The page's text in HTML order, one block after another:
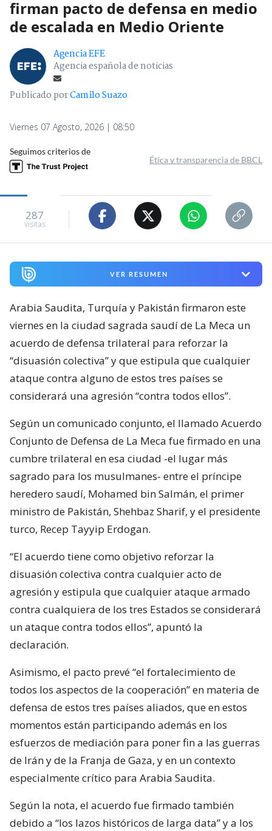
firman pacto de defensa en medio
de escalada en Medio Oriente
Agencia EFE
Agencia española de noticias
Publicado porCamilo Suazo
Viernes 07 Agosto, 2026 | 08:50
Seguimos criterios de
Ética y transparencia de BBCL
287
visitas
VER RESUMEN
Arabia Saudita, Turquía y Pakistán firmaron este
viernes en la ciudad sagrada saudí de La Meca un
acuerdo de defensa trilateral para reforzar la
“disuasión colectiva” y que estipula que cualquier
ataque contra alguno de estos tres países se
considerará una agresión “contra todos ellos”.
Según un comunicado conjunto, el llamado Acuerdo
Conjunto de Defensa de La Meca fue firmado en una
cumbre trilateral en esa ciudad -el lugar más
sagrado para los musulmanes- entre el príncipe
heredero saudí, Mohamed bin Salmán, el primer
ministro de Pakistán, Shehbaz Sharif, y el presidente
turco, Recep Tayyip Erdogan.
“El acuerdo tiene como objetivo reforzar la
disuasión colectiva contra cualquier acto de
agresión y estipula que cualquier ataque armado
contra cualquiera de los tres Estados se considerará
un ataque contra todos ellos”, apuntó la
declaración.
Asimismo, el pacto prevé “el fortalecimiento de
todos los aspectos de la cooperación” en materia de
defensa de estos tres países aliados, que en estos
momentos están participando además en los
esfuerzos de mediación para poner fin a las guerras
de Irán y de la Franja de Gaza, y en un contexto
especialmente crítico para Arabia Saudita.
Según la nota, el acuerdo fue firmado también
debido a “los lazos históricos de larga data” y a los